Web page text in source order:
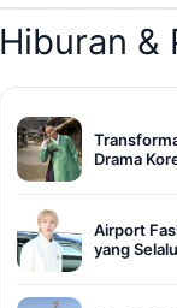
Hiburan &
Drama
Airport
yang